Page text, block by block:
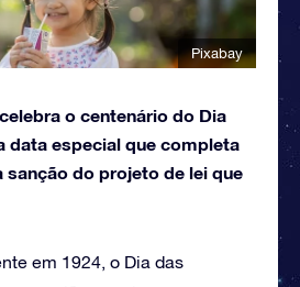
Pixabay
o centenário do Dia
data especial que completa
sanção do projeto de lei que
em 1924, o Dia das